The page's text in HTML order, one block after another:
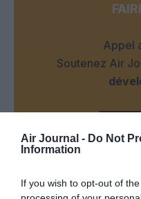
Air Journal - Do Not
Information
If you wish to opt-out of
Appel
Soutenez Air